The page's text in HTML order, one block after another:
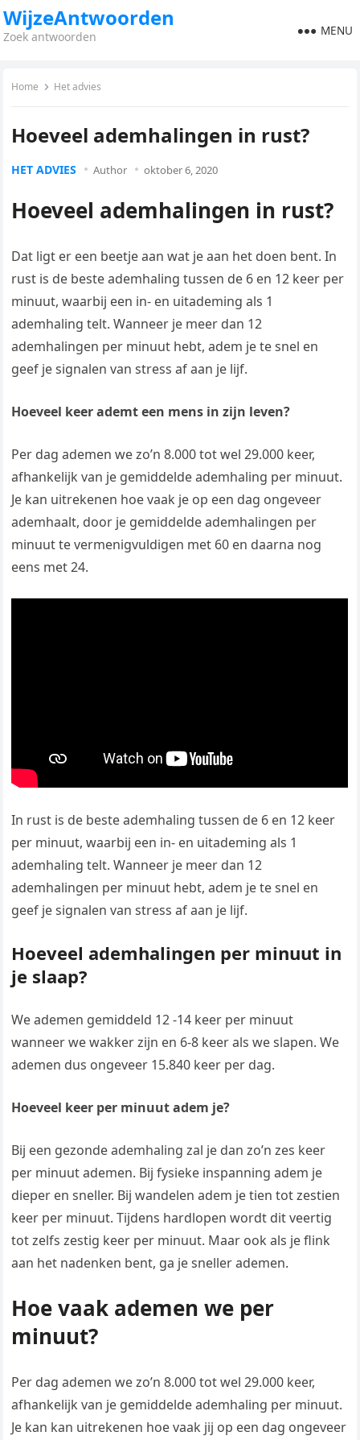
WijzeAntwoorden
Zoek antwoorden MENU
Home Het advies
Hoeveel ademhalingen in rust?
HET ADVIES Author oktober 6, 2020
Hoeveel ademhalingen in rust?
Dat ligt er een beetje aan wat je aan het doen bent. In
rust is de beste ademhaling tussen de 6 en 12 keer per
minuut, waarbij een in- en uitademing als 1
ademhaling telt. Wanneer je meer dan 12
ademhalingen per minuut hebt, adem je te snel en
geef je signalen van stress af aan je lijf.
Hoeveel keer ademt een mens in zijn leven?
Per dag ademen we zo’n 8.000 tot wel 29.000 keer,
afhankelijk van je gemiddelde ademhaling per minuut.
Je kan uitrekenen hoe vaak je op een dag ongeveer
ademhaalt, door je gemiddelde ademhalingen per
minuut te vermenigvuldigen met 60 en daarna nog
eens met 24.
In rust is de beste ademhaling tussen de 6 en 12 keer
per minuut, waarbij een in- en uitademing als 1
ademhaling telt. Wanneer je meer dan 12
ademhalingen per minuut hebt, adem je te snel en
geef je signalen van stress af aan je lijf.
Hoeveel ademhalingen per minuut in
je slaap?
We ademen gemiddeld 12 -14 keer per minuut
wanneer we wakker zijn en 6-8 keer als we slapen. We
ademen dus ongeveer 15.840 keer per dag.
Hoeveel keer per minuut adem je?
Bij een gezonde ademhaling zal je dan zo’n zes keer
per minuut ademen. Bij fysieke inspanning adem je
dieper en sneller. Bij wandelen adem je tien tot zestien
keer per minuut. Tijdens hardlopen wordt dit veertig
tot zelfs zestig keer per minuut. Maar ook als je flink
aan het nadenken bent, ga je sneller ademen.
Hoe vaak ademen we per
minuut?
Per dag ademen we zo’n 8.000 tot wel 29.000 keer,
afhankelijk van je gemiddelde ademhaling per minuut.
Je kan kan uitrekenen hoe vaak jij op een dag ongeveer